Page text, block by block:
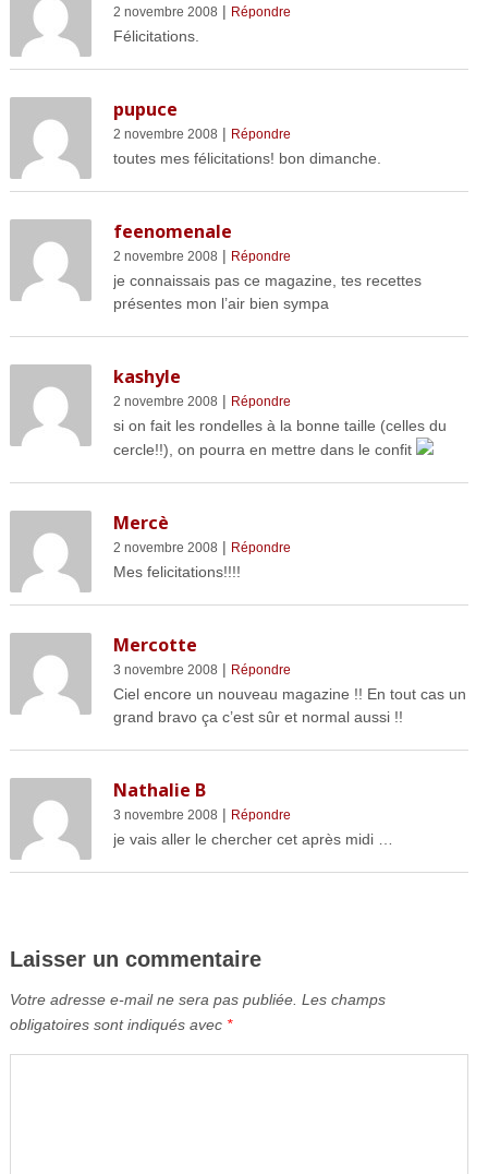
2 novembre 2008 | Répondre
Félicitations.
pupuce
2 novembre 2008 | Répondre
toutes mes félicitations! bon dimanche.
feenomenale
2 novembre 2008 | Répondre
je connaissais pas ce magazine, tes recettes
présentes mon l’air bien sympa
kashyle
2 novembre 2008 | Répondre
si on fait les rondelles à la bonne taille (celles du
cercle!!), on pourra en mettre dans le confit
Mercè
2 novembre 2008 | Répondre
Mes felicitations!!!!
Mercotte
3 novembre 2008 | Répondre
Ciel encore un nouveau magazine !! En tout cas un
grand bravo ça c’est sûr et normal aussi !!
Nathalie B
3 novembre 2008 | Répondre
je vais aller le chercher cet après midi …
Laisser un commentaire
Votre adresse e-mail ne sera pas publiée. Les champs
obligatoires sont indiqués avec *